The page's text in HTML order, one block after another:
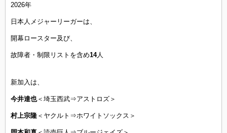
2026年
日本人メジャーリーガーは、
開幕ロースター及び、
故障者・制限リストを含め14人
新加入は、
今井達也＜埼玉西武⇒アストロズ＞
村上宗隆 ＜ヤクルト⇒ホワイトソックス＞